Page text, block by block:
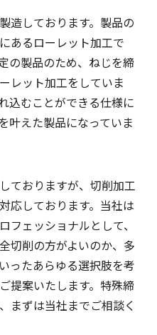
造しております。製品の
あるローレット加工で
の製品のため、ねじを締
レット加工をしていま
込むことができる仕様に
叶えた製品になっていま
ておりますが、切削加工
応しております。当社は
フェッショナルとして、
切削の方がよいのか、多
ったあらゆる選択肢を考
提案いたします。特殊締
まずは当社までご相談く